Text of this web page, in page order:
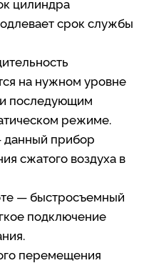
срок службы
на нужном уровне
последующим
режиме.
прибор
сжатого воздуха в
— быстросъемный
подключение
перемещения